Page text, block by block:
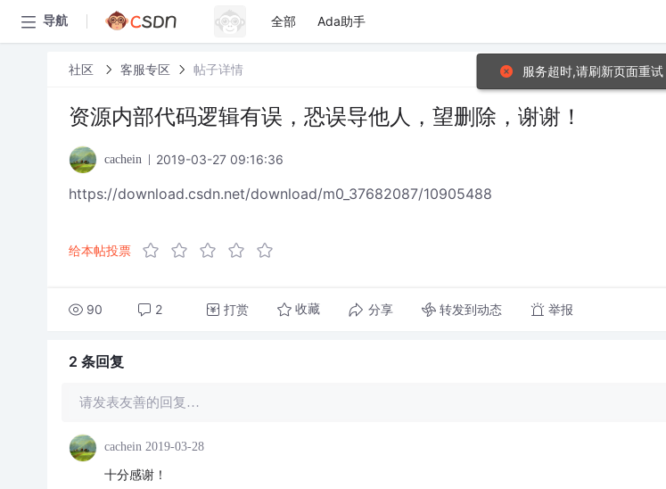
导航 全部 Ada助手
社区 客服专区 帖子详情
资源内部代码逻辑有误，恐误导他人，望删除，谢谢！
cachein 2019-03-27 09:16:36
https://download.csdn.net/download/m0_37682087/10905488
给本帖投票
90 2 打赏 收藏 分享 转发到动态 举报
2 条回复
请发表友善的回复…
cachein 2019-03-28
十分感谢！
服务超时,请刷新页面重试